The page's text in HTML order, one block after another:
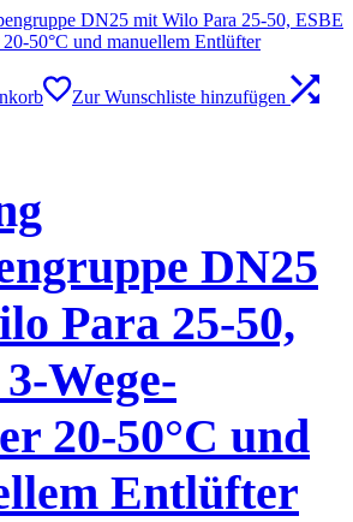
Zur Wunschliste hinzufügen
DN25
Para 25-50,
Wege-
20-50°C und
Entlüfter